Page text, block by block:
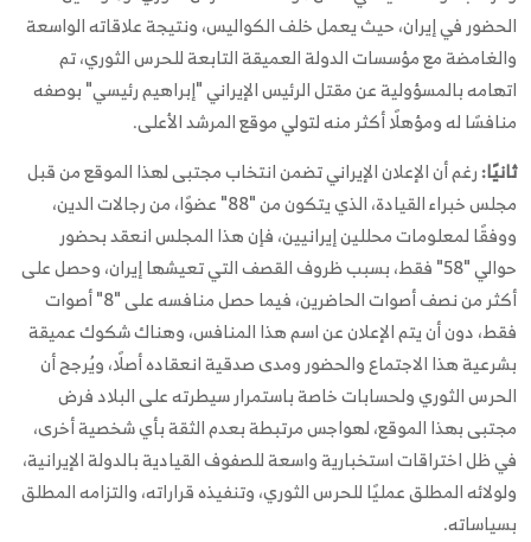
الحضور في إيران، حيث يعمل خلف الكواليس، ونتيجة علاقاته الواسعة
والغامضة مع مؤسسات الدولة العميقة التابعة للحرس الثوري، تم
اتهامه بالمسؤولية عن مقتل الرئيس الإيراني "إبراهيم رئيسي" بوصفه
منافسًا له ومؤهلًا أكثر منه لتولي موقع المرشد الأعلى.
ثانيًا:رغم أن الإعلان الإيراني تضمن انتخاب مجتبى لهذا الموقع من قبل
مجلس خبراء القيادة، الذي يتكون من "88" عضوًا، من رجالات الدين،
ووفقًا لمعلومات محللين إيرانيين، فإن هذا المجلس انعقد بحضور
حوالي "58" فقط، بسبب ظروف القصف التي تعيشها إيران، وحصل على
أكثر من نصف أصوات الحاضرين، فيما حصل منافسه على "8" أصوات
فقط، دون أن يتم الإعلان عن اسم هذا المنافس، وهناك شكوك عميقة
بشرعية هذا الاجتماع والحضور ومدى صدقية انعقاده أصلًا، ويُرجح أن
الحرس الثوري ولحسابات خاصة باستمرار سيطرته على البلاد فرض
مجتبى بهذا الموقع، لهواجس مرتبطة بعدم الثقة بأي شخصية أخرى،
في ظل اختراقات استخبارية واسعة للصفوف القيادية بالدولة الإيرانية،
ولولائه المطلق عمليًا للحرس الثوري، وتنفيذه قراراته، والتزامه المطلق
بسياساته.